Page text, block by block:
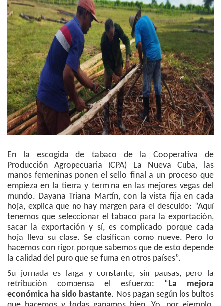
En la escogida de tabaco de la Cooperativa de
Producción Agropecuaria (CPA) La Nueva Cuba, las
manos femeninas ponen el sello final a un proceso que
empieza en la tierra y termina en las mejores vegas del
mundo. Dayana Triana Martín, con la vista fija en cada
hoja, explica que no hay margen para el descuido: “Aquí
tenemos que seleccionar el tabaco para la exportación,
sacar la exportación y sí, es complicado porque cada
hoja lleva su clase. Se clasifican como nueve. Pero lo
hacemos con rigor, porque sabemos que de esto depende
la calidad del puro que se fuma en otros países”.
Su jornada es larga y constante, sin pausas, pero la
retribución compensa el esfuerzo: “La mejora
económica ha sido bastante. Nos pagan según los bultos